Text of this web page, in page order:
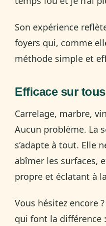
Son expérience
foyers qui, comme
méthode simple et
Efficace sur
Carrelage, marbre,
Aucun problème. La
s’adapte à tout. Elle
abîmer les surfaces,
propre et éclatant à
Vous hésitez encore
qui font la différence :